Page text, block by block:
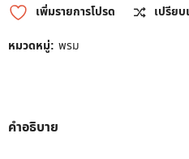
เพิ่มรายการโปรด
เปรีย
หมวดหมู่: พรม
คำอธิบาย